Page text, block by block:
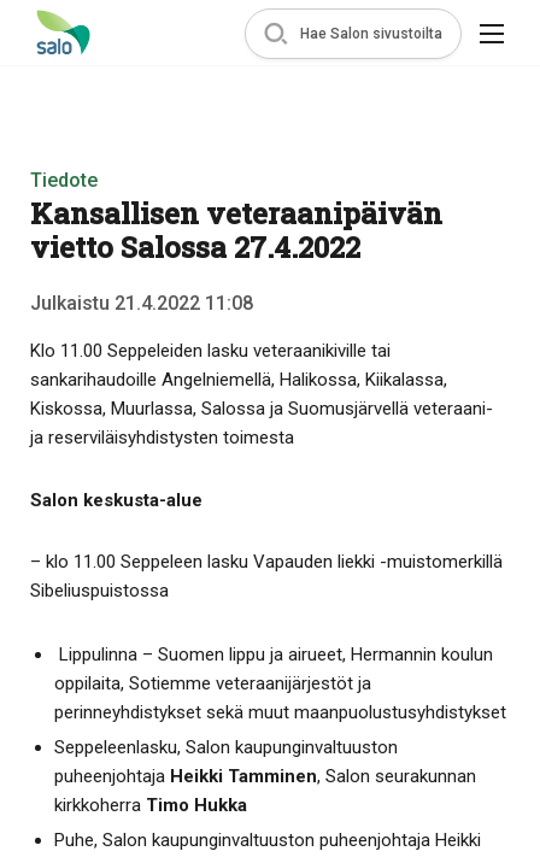
Hae Salon sivustoilta
Tiedote
Kansallisen veteraanipäivän
vietto Salossa 27.4.2022
Julkaistu 21.4.2022 11:08
Klo 11.00 Seppeleiden lasku veteraanikiville tai
sankarihaudoille Angelniemellä, Halikossa, Kiikalassa,
Kiskossa, Muurlassa, Salossa ja Suomusjärvellä veteraani-
ja reserviläisyhdistysten toimesta
Salon keskusta-alue
– klo 11.00 Seppeleen lasku Vapauden liekki -muistomerkillä
Sibeliuspuistossa
Lippulinna – Suomen lippu ja airueet, Hermannin koulun
oppilaita, Sotiemme veteraanijärjestöt ja
perinneyhdistykset sekä muut maanpuolustusyhdistykset
Seppeleenlasku, Salon kaupunginvaltuuston
puheenjohtaja Heikki Tamminen, Salon seurakunnan
kirkkoherra Timo Hukka
Puhe, Salon kaupunginvaltuuston puheenjohtaja Heikki